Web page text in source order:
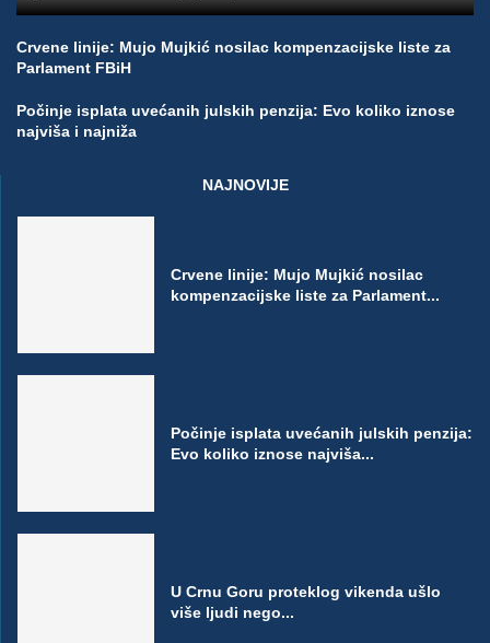
Crvene linije: Mujo Mujkić nosilac kompenzacijske liste za
Parlament FBiH
Počinje isplata uvećanih julskih penzija: Evo koliko iznose
najviša i najniža
NAJNOVIJE
Crvene linije: Mujo Mujkić nosilac
kompenzacijske liste za Parlament...
Počinje isplata uvećanih julskih penzija:
Evo koliko iznose najviša...
U Crnu Goru proteklog vikenda ušlo
više ljudi nego...